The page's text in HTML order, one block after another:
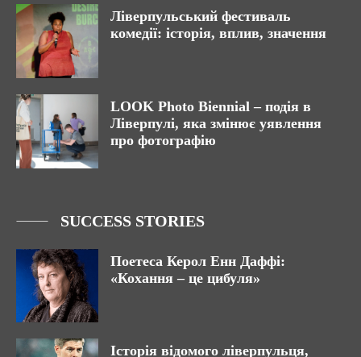
Ліверпульський фестиваль
комедії: історія, вплив, значення
LOOK Photo Biennial – подія в
Ліверпулі, яка змінює уявлення
про фотографію
SUCCESS STORIES
Поетеса Керол Енн Даффі:
«Кохання – це цибуля»
Історія відомого ліверпульця,